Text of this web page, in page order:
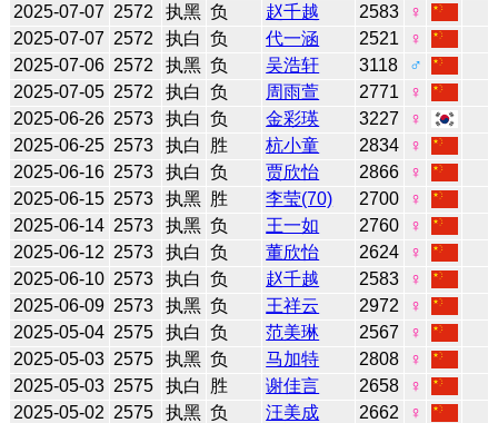
2025-07-07 2572 执黑 负 赵千越 2583
♀
2025-07-07 2572 执白 负 代一涵 2521
♀
2025-07-06 2572 执黑 负 吴浩轩 3118
♂
2025-07-05 2572 执白 负 周雨萱 2771
♀
2025-06-26 2573 执白 负 金彩瑛 3227
♀
2025-06-25 2573 执白 胜 杭小童 2834
♀
2025-06-16 2573 执白 负 贾欣怡 2866
♀
2025-06-15 2573 执黑 胜 李莹(70) 2700
♀
2025-06-14 2573 执黑 负 王一如 2760
♀
2025-06-12 2573 执白 负 董欣怡 2624
♀
2025-06-10 2573 执白 负 赵千越 2583
♀
2025-06-09 2573 执黑 负 王祥云 2972
♀
2025-05-04 2575 执白 负 范美琳 2567
♀
2025-05-03 2575 执黑 负 马加特 2808
♀
2025-05-03 2575 执白 胜 谢佳言 2658
♀
2025-05-02 2575 执黑 负 汪美成 2662
♀